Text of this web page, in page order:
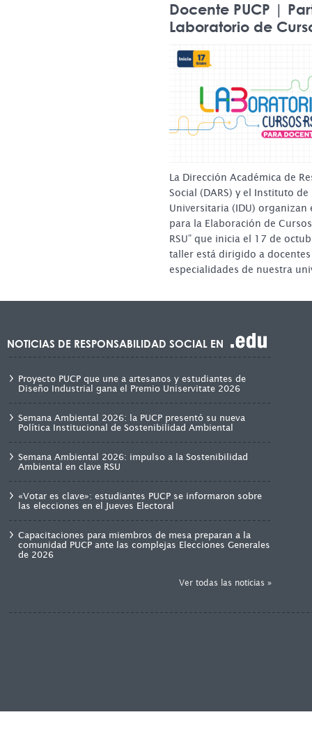
Docente PUCP |
Laboratorio de
La Dirección Académica de
Social (DARS) y el Instituto de
Universitaria (IDU) organizan
para la Elaboración de
RSU” que inicia el 17 de
taller está dirigido a
especialidades de nuestra
NOTICIAS DE RESPONSABILIDAD SOCIAL EN
Proyecto PUCP que une a artesanos y estudiantes de
Diseño Industrial gana el Premio Uniservitate 2026
Semana Ambiental 2026: la PUCP presentó su nueva
Política Institucional de Sostenibilidad Ambiental
Semana Ambiental 2026: impulso a la Sostenibilidad
Ambiental en clave RSU
«Votar es clave»: estudiantes PUCP se informaron sobre
las elecciones en el Jueves Electoral
Capacitaciones para miembros de mesa preparan a la
comunidad PUCP ante las complejas Elecciones Generales
de 2026
Ver todas las noticias »